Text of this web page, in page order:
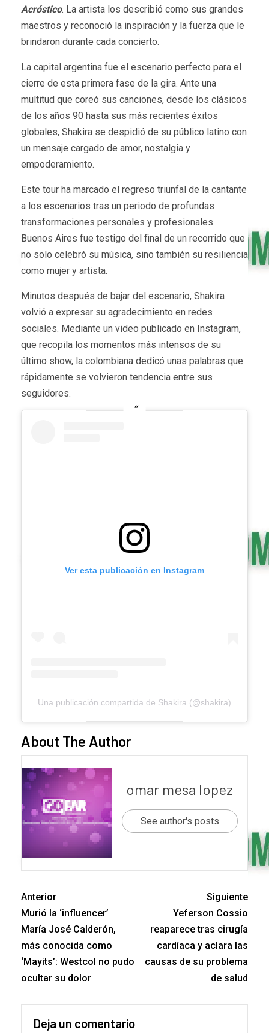
Acróstico. La artista los describió como sus grandes
maestros y reconoció la inspiración y la fuerza que le
brindaron durante cada concierto.
La capital argentina fue el escenario perfecto para el
cierre de esta primera fase de la gira. Ante una
multitud que coreó sus canciones, desde los clásicos
de los años 90 hasta sus más recientes éxitos
globales, Shakira se despidió de su público latino con
un mensaje cargado de amor, nostalgia y
empoderamiento.
Este tour ha marcado el regreso triunfal de la cantante
a los escenarios tras un periodo de profundas
transformaciones personales y profesionales.
Buenos Aires fue testigo del final de un recorrido que
no solo celebró su música, sino también su resiliencia
como mujer y artista.
Minutos después de bajar del escenario, Shakira
volvió a expresar su agradecimiento en redes
sociales. Mediante un video publicado en Instagram,
que recopila los momentos más intensos de su
último show, la colombiana dedicó unas palabras que
rápidamente se volvieron tendencia entre sus
seguidores.
Ver esta publicación en Instagram
Una publicación compartida de Shakira (@shakira)
About The Author
omar mesa lopez
See author's posts
Anterior
Murió la ‘influencer’
María José Calderón,
más conocida como
‘Mayits’: Westcol no pudo
ocultar su dolor
Siguiente
Yeferson Cossio
reaparece tras cirugía
cardíaca y aclara las
causas de su problema
de salud
Deja un comentario